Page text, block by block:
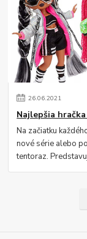
26.06.2021
Najlepšia
Na začiatku
nové série alebo
tentoraz.